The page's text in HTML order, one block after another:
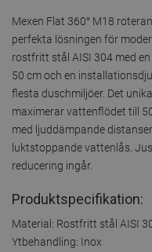
Mexen Flat 360° M18
perfekta lösningen för
rostfritt stål AISI 304 med
50 cm och en
flesta duschmiljöer. Det
maximerar vattenflödet till
med ljuddämpande
luktstoppande vattenlås.
reducering ingår.
Produktspecifikation:
Material: Rostfritt stål AISI
Ytbehandling: Inox